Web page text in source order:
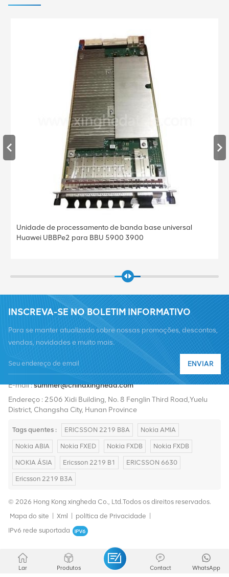
Unidade de processamento de banda base universal
Huawei UBBPe2 para BBU 5900 3900
INSCREVA-SE NO BOLETIM INFORMATIVO
Para se manter atualizado sobre nossas promoções, descontos,
vendas, novidades e muito mais.
ENVIAR
E-mail :summer@chinaxingheda.com
Endereço : 2506 Xidi Building, No. 8 Fenglin Third Road,Yuelu
District, Changsha City, Hunan Province
Tags quentes : ERICSSON 2219 B8A Nokia AMIA
Nokia ABIA Nokia FXED Nokia FXDB Nokia FXDB
NOKIA ÁSIA Ericsson 2219 B1 ERICSSON 6630
Ericsson 2219 B3A
© 2026 Hong Kong xingheda Co., Ltd.Todos os direitos reservados.
Mapa do site
Xml política de Privacidade
IPv6 rede suportada
Lar Produtos WhatsApp
Contact